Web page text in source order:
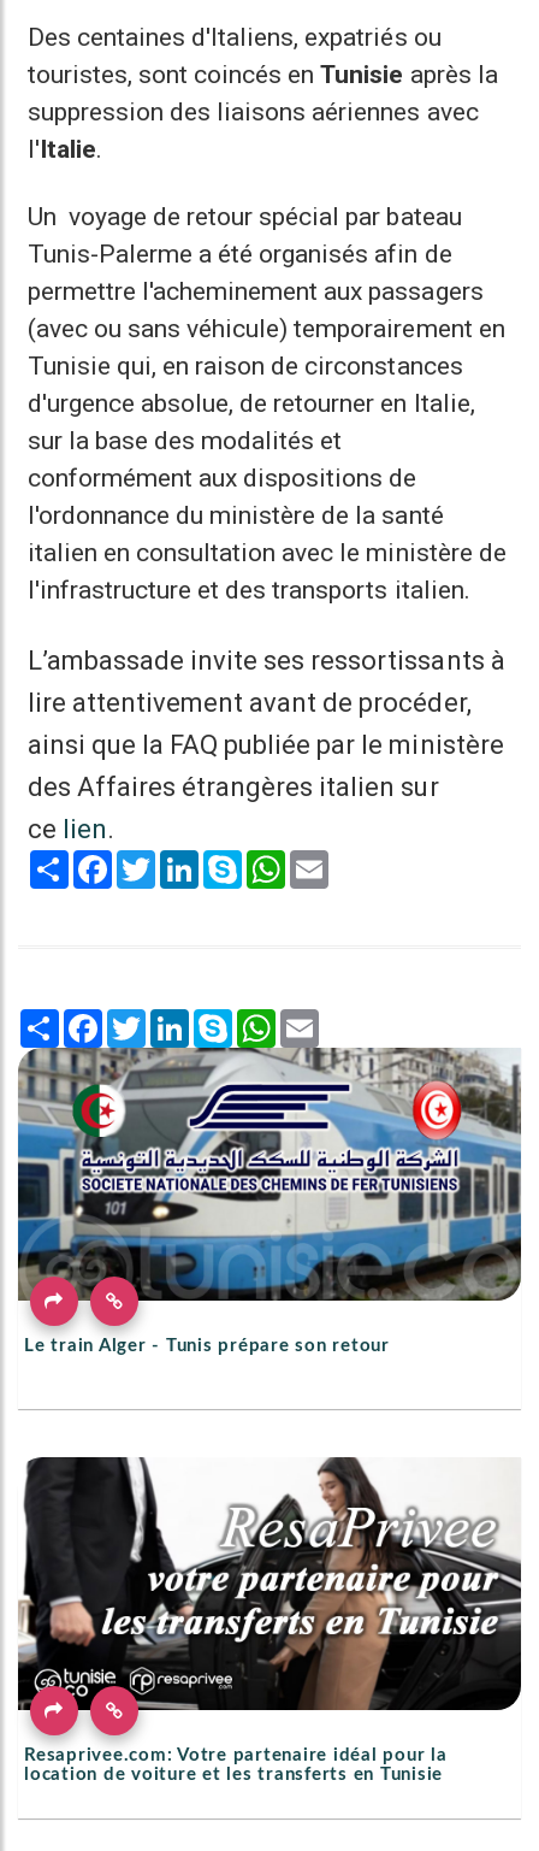
Des centaines d'Italiens, expatriés ou
touristes, sont coincés enTunisie après la
suppression des liaisons aériennes avec
l'Italie.
Un voyage de retour spécial par bateau
Tunis-Palerme a été organisés afin de
permettre l'acheminement aux passagers
(avec ou sans véhicule) temporairement en
Tunisie qui, en raison de circonstances
d'urgence absolue, de retourner en Italie,
sur la base des modalités et
conformément aux dispositions de
l'ordonnance du ministère de la santé
italien en consultation avec le ministère de
l'infrastructure et des transports italien.
L’ambassade invite ses ressortissants à
lire attentivement avant de procéder,
ainsi que la FAQ publiée par le ministère
des Affaires étrangères italien sur
ce lien.
Share Facebook
TwitterLinkedInSkype WhatsApp
Share Facebook
TwitterLinkedInSkype WhatsApp
Le train Alger - Tunis prépare son retour
Resaprivee.com: Votre partenaire idéal pour la
location de voiture et les transferts en Tunisie